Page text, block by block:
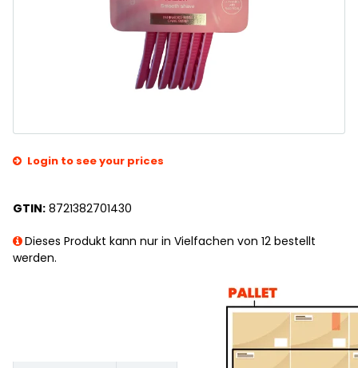
Login to see your prices
GTIN: 8721382701430
Dieses Produkt kann nur in Vielfachen von 12 bestellt
werden.